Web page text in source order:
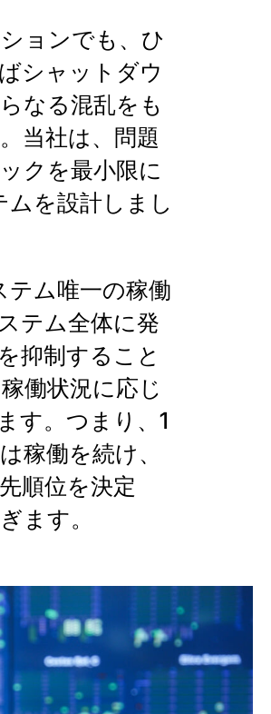
ョンでも、ひ
シャットダウ
なる混乱をも
当社は、問題
クを最小限に
を設計しまし
テム唯一の稼働
テム全体に発
抑制すること
働状況に応じ
す。つまり、1
稼働を続け、
順位を決定
ます。